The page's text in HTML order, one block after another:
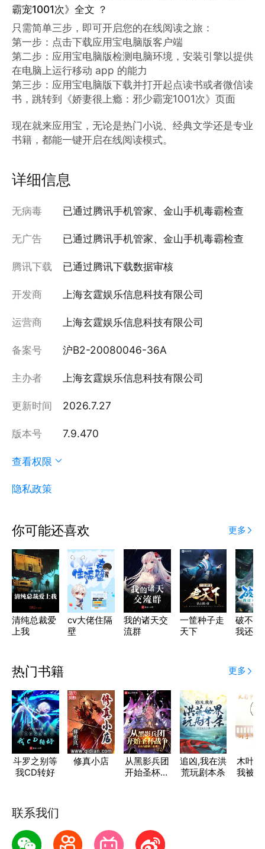
霸宠1001次》全文 ？
只需简单三步，即可开启您的在线阅读之旅：
第一步：点击下载应用宝电脑版客户端
第二步：应用宝电脑版检测电脑环境，安装引擎以提供
在电脑上运行移动 app 的能力
第三步：应用宝电脑版下载并打开起点读书或者微信读
书，跳转到《娇妻很上瘾：邪少霸宠1001次》页面
现在就来应用宝，无论是热门小说、经典文学还是专业
书籍，都能一键开启在线阅读模式。
详细信息
无病毒 已通过腾讯手机管家、金山手机毒霸检查
无广告 已通过腾讯手机管家、金山手机毒霸检查
腾讯下载 已通过腾讯下载数据审核
开发商 上海玄霆娱乐信息科技有限公司
运营商 上海玄霆娱乐信息科技有限公司
备案号 沪B2-20080046-36A
主办者 上海玄霆娱乐信息科技有限公司
更新时间 2026.7.27
版本号 7.9.470
查看权限
隐私政策
你可能还喜欢 更多
清纯总裁爱
上我
cv大佬住隔
壁
我的诸天交
流群
一筐种子走
天下
破不开
我还不
热门书籍 更多
斗罗之别等
我CD转好
修真小店
从黑影兵团
开始圣杯战
追凶,我在洪
荒玩剧本杀
木叶
我被
联系我们